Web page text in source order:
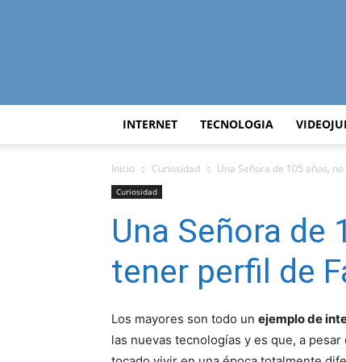
INTERNET TECNOLOGIA
Inicio Curiosidad Una Señora de 105 años,
Curiosidad
Una Señora de
tener perfil de
Los mayores son todo un ejemplo de
las nuevas tecnologías y es que, a pesar